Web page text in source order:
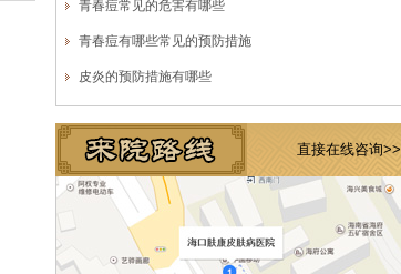
青春痘常见的危害有哪些
青春痘有哪些常见的预防措施
皮炎的预防措施有哪些
直接在线咨询>>